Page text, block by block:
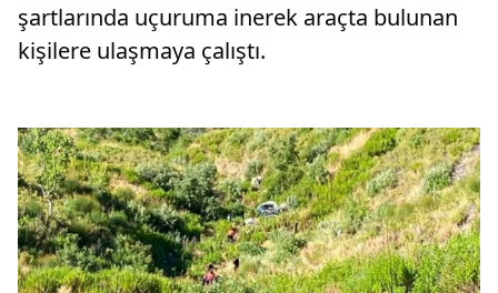
şartlarında uçuruma inerek araçta bulunan
kişilere ulaşmaya çalıştı.